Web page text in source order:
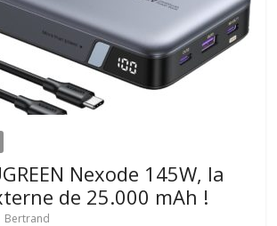
Nexode 145W, la
de 25.000 mAh !
Bertrand